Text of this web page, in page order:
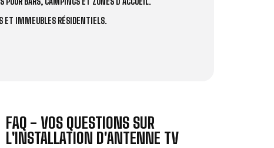
ET IMMEUBLES RÉSIDENTIELS.
FAQ - VOS QUESTIONS SUR
L'INSTALLATION D'ANTENNE TV